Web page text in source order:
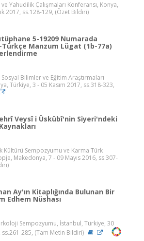
Yahudilik Çalışmaları Konferansı, Konya,
2017, ss.128-129, (Özet Bildiri)
5-19209 Numarada
Türkçe Manzum Lügat (1b-77a)
Bilimler ve Eğitim Araştırmaları
Türkiye, 3 - 05 Kasım 2017, ss.318-323,
Veysî i Üskübî'nin Siyeri'ndeki
Kültürü Sempozyumu ve Karma Türk
Makedonya, 7 - 09 Mayıs 2016, ss.307-
Ay'ın Kitaplığında Bulunan Bir
Edhem Nüshası
Sempozyumu, İstanbul, Türkiye, 30
ss.261-285, (Tam Metin Bildiri)